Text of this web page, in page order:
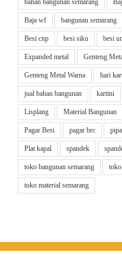
bahan bangunan semarang
Baja wf bangunan semarang
Besi cnp besi siku besi
Expanded metal Genteng
Genteng Metal Warna hari
jual bahan bangunan kartini
Lisplang Material Bangunan
Pagar Besi pagar brc
Plat kapal spandek
toko bangunan semarang
toko material semarang